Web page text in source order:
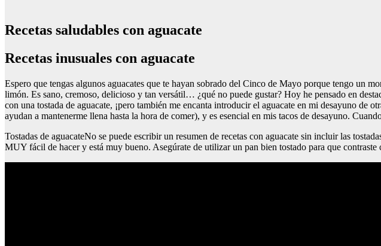
Recetas saludables con aguacate
Recetas inusuales con aguacate
Espero que tengas algunos aguacates que te hayan sobrado del Cinco de Mayo porque tengo un
limón. Es sano, cremoso, delicioso y tan versátil… ¿qué no puede gustar? Hoy he pensado en
con una tostada de aguacate, ¡pero también me encanta introducir el aguacate en mi desayuno de
ayudan a mantenerme llena hasta la hora de comer), y es esencial en mis tacos de desayuno.
Tostadas de aguacateNo se puede escribir un resumen de recetas con aguacate sin incluir las
MUY fácil de hacer y está muy bueno. Asegúrate de utilizar un pan bien tostado para que